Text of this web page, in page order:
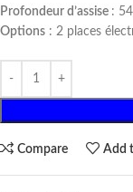
Profondeur d’assise :
Options : 2 places
Compare Add